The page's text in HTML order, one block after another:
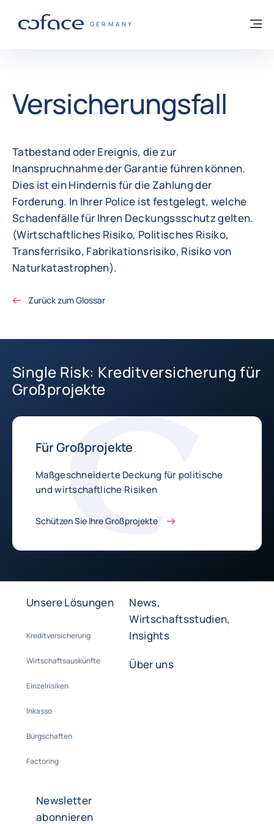
COFACE FOR TRADE - WEBSEITE DER
GERMANY
Zurück zur Startseite
Versicherungsfall
Tatbestand oder Ereignis, die zur
Inanspruchnahme der Garantie führen können.
Dies ist ein Hindernis für die Zahlung der
Forderung. In Ihrer Police ist festgelegt, welche
Schadenfälle für Ihren Deckungssschutz gelten.
(Wirtschaftliches Risiko, Politisches Risiko,
Transferrisiko, Fabrikationsrisiko, Risiko von
Naturkatastrophen).
Zurück zum Glossar
Single Risk: Kreditversicherung für
Großprojekte
Für Großprojekte
Maßgeschneiderte Deckung für politische
und wirtschaftliche Risiken
Schützen Sie Ihre Großprojekte
Unsere Lösungen
Kreditversicherung
Wirtschaftsauskünfte
Einzelrisiken
Inkasso
Bürgschaften
Factoring
News,
Wirtschaftsstudien,
Insights
Über uns
Newsletter
abonnieren